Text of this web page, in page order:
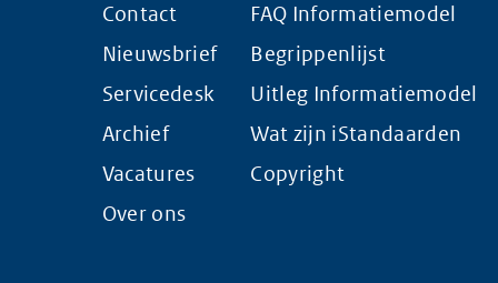
Contact
Nieuwsbrief
Servicedesk
Archief
Vacatures
Over ons
FAQ Informatiemodel
Begrippenlijst
Uitleg Informatiemodel
Wat zijn iStandaarden
Copyright